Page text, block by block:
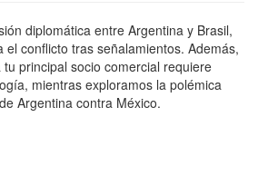
diplomática entre Argentina y Brasil,
el conflicto tras señalamientos. Además,
principal socio comercial requiere
mientras exploramos la polémica
Argentina contra México.